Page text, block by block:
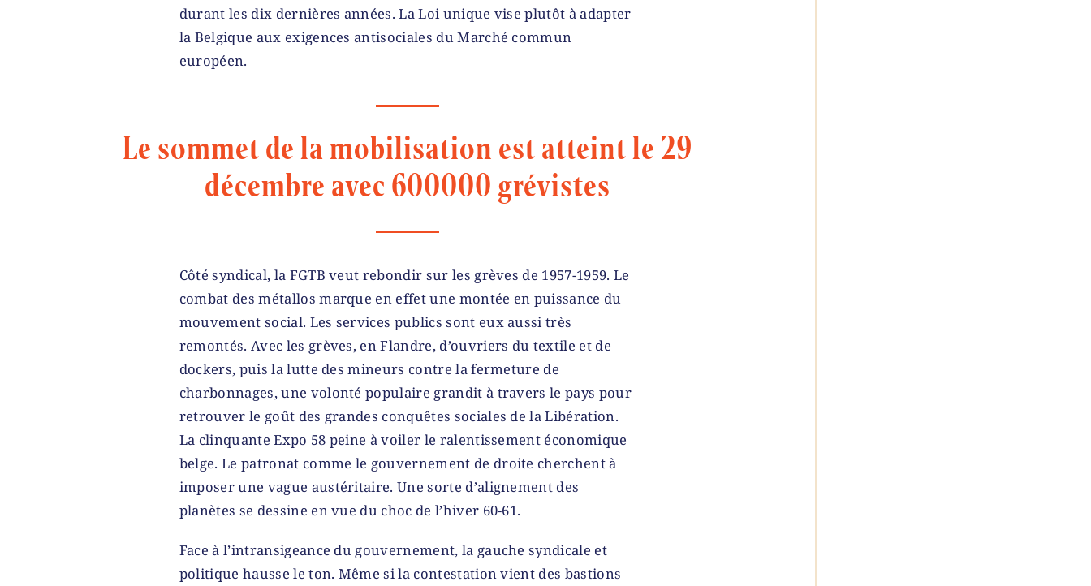
durant les dix dernières années. La Loi unique vise plutôt à adapter
la Belgique aux exigences antisociales du Marché commun
européen.
Le sommet de la mobilisation est atteint le 29
décembre avec 600000 grévistes
Côté syndical, la FGTB veut rebondir sur les grèves de 1957-1959. Le
combat des métallos marque en effet une montée en puissance du
mouvement social. Les services publics sont eux aussi très
remontés. Avec les grèves, en Flandre, d’ouvriers du textile et de
dockers, puis la lutte des mineurs contre la fermeture de
charbonnages, une volonté populaire grandit à travers le pays pour
retrouver le goût des grandes conquêtes sociales de la Libération.
La clinquante Expo 58 peine à voiler le ralentissement économique
belge. Le patronat comme le gouvernement de droite cherchent à
imposer une vague austéritaire. Une sorte d’alignement des
planètes se dessine en vue du choc de l’hiver 60-61.
Face à l’intransigeance du gouvernement, la gauche syndicale et
politique hausse le ton. Même si la contestation vient des bastions